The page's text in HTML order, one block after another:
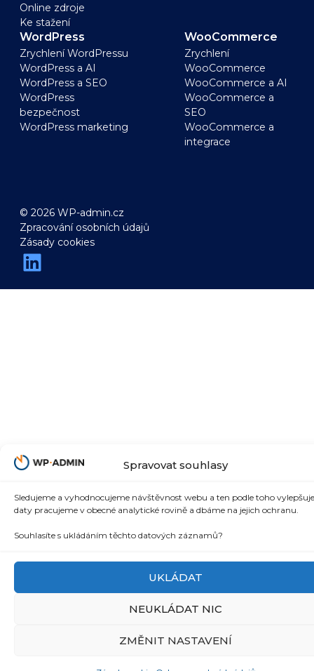
Spravovat souhlasy
Sledujeme a vyhodnocujeme návštěvnost webu a ten podle toho
daty pracujeme v obecné analytické rovině a dbáme na jejich ochranu.
Souhlasíte s ukládáním těchto datových záznamů?
UKLÁDAT
NEUKLÁDAT NIC
ZMĚNIT NASTAVENÍ
Online zdroje
Ke stažení
WordPress
Zrychlení WordPressu
WordPress a AI
WordPress a SEO
WordPress
bezpečnost
WordPress marketing
WooCommerce
Zrychlení
WooCommerce
WooCommerce a AI
WooCommerce a
SEO
WooCommerce a
integrace
© 2026 WP-admin.cz
Zpracování osobních údajů
Zásady cookies